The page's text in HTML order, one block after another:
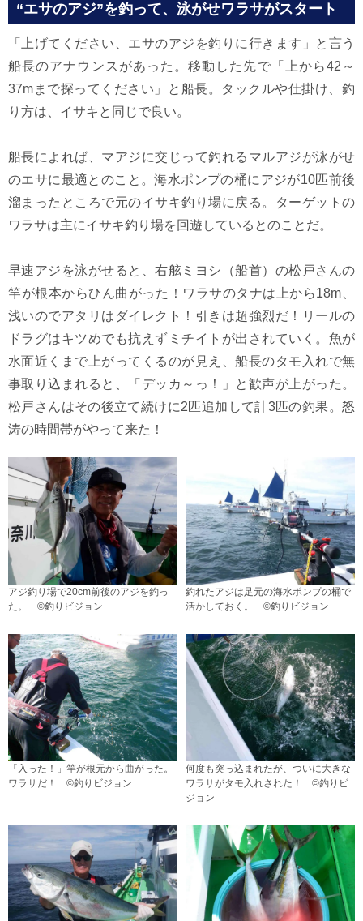
“エサのアジ”を釣って、泳がせワラサがスタート
「上げてください、エサのアジを釣りに行きます」と言う
船長のアナウンスがあった。移動した先で「上から42～
37mまで探ってください」と船長。タックルや仕掛け、釣
り方は、イサキと同じで良い。
船長によれば、マアジに交じって釣れるマルアジが泳がせ
のエサに最適とのこと。海水ポンプの桶にアジが10匹前後
溜まったところで元のイサキ釣り場に戻る。ターゲットの
ワラサは主にイサキ釣り場を回遊しているとのことだ。
早速アジを泳がせると、右舷ミヨシ（船首）の松戸さんの
竿が根本からひん曲がった！ワラサのタナは上から18m、
浅いのでアタリはダイレクト！引きは超強烈だ！リールの
ドラグはキツめでも抗えずミチイトが出されていく。魚が
水面近くまで上がってくるのが見え、船長のタモ入れで無
事取り込まれると、「デッカ～っ！」と歓声が上がった。
松戸さんはその後立て続けに2匹追加して計3匹の釣果。怒
涛の時間帯がやって来た！
アジ釣り場で20cm前後のアジを釣っ
た。 ©釣りビジョン
釣れたアジは足元の海水ポンプの桶で
活かしておく。 ©釣りビジョン
「入った！」竿が根元から曲がった。
ワラサだ！ ©釣りビジョン
何度も突っ込まれたが、ついに大きな
ワラサがタモ入れされた！ ©釣りビ
ジョン